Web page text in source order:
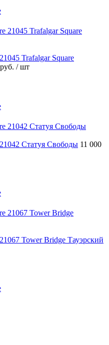
Trafalgar Square
/ шт
Статуя Свободы 11 000
Tower Bridge Тауэрский